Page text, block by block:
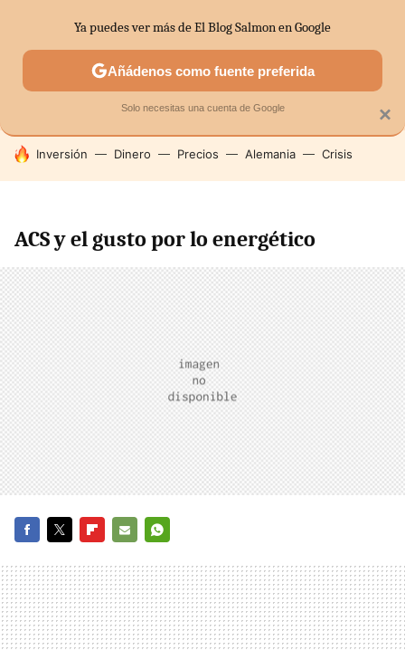
SECTORES ECONOMÍA DOMÉSTICA MERCADOS
HOY SE HABLA DE
Inversión Dinero Precios Alemania Crisis
ACS y el gusto por lo energético
MAIL
×
Ya puedes ver más de El Blog Salmon en Google
Añádenos como fuente preferida
Solo necesitas una cuenta de Google